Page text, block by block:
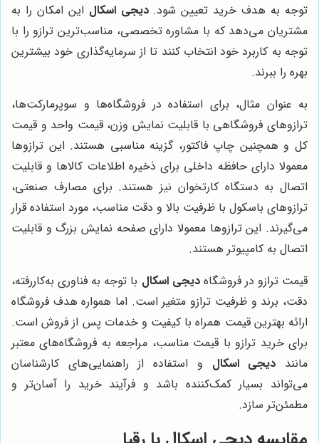
توجه به هدف خرید تعیین شود.دیجی اسکال این امکان را به
مشتریان می‌دهد که با مشاوره تخصصی، مناسب‌ترین ترازو را با
توجه به کاربرد خود انتخاب کنند تا از سرمایه‌گذاری خود بیشترین
بهره را ببرند.
به عنوان مثال، برای استفاده در فروشگاه‌ها و سوپرمارکت‌ها،
ترازوهای فروشگاهی با قابلیت نمایش وزن، قیمت واحد و قیمت
کل و همچنین چاپ فاکتور، گزینه مناسبی هستند. این ترازوها
معمولا دارای حافظه داخلی برای ذخیره اطلاعات کالاها و قابلیت
اتصال به دستگاه کارتخوان نیز هستند. برای مصارف صنعتی،
ترازوهای باسکول با ظرفیت بالا و دقت مناسب، مورد استفاده قرار
می‌گیرند. این ترازوها معمولا دارای صفحه نمایش بزرگ و قابلیت
اتصال به کامپیوتر هستند.
قیمت ترازو در فروشگاهدیجی اسکال با توجه به فناوری به‌کاررفته،
دقت، برند و ظرفیت ترازو متغیر است. اما همواره هدف فروشگاه
ارائه بهترین قیمت همراه با کیفیت و خدمات پس از فروش است.
برای خرید ترازو با قیمت مناسب، مراجعه به فروشگاه‌های معتبر
مانند دیجی اسکال و استفاده از راهنمایی‌های کارشناسان
می‌تواند بسیار کمک‌کننده باشد و فرآیند خرید را آسان‌تر و
مطمئن‌تر سازد.